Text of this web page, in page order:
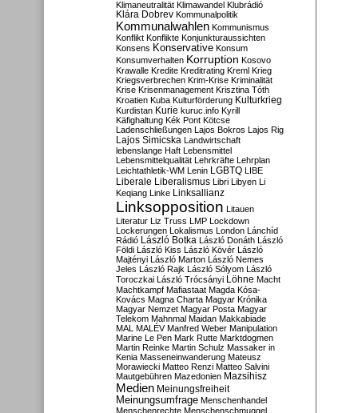
Klimaneutralität Klimawandel Klubrádió
Klára Dobrev Kommunalpolitik
Kommunalwahlen Kommunismus
Konflikt Konflikte Konjunkturaussichten
Konsens Konservative Konsum
Konsumverhalten Korruption Kosovo
Krawalle Kredite Kreditrating Kreml Krieg
Kriegsverbrechen Krim-Krise Kriminalität
Krise Krisenmanagement Krisztina Tóth
Kroatien Kuba Kulturförderung Kulturkrieg
Kurdistan Kurie kuruc.info Kyrill
Käfighaltung Kék Pont Kötcse
Ladenschließungen Lajos Bokros Lajos Rig
Lajos Simicska Landwirtschaft
lebenslange Haft Lebensmittel
Lebensmittelqualität Lehrkräfte Lehrplan
Leichtathletik-WM Lenin LGBTQ LIBE
Liberale Liberalismus Libri Libyen Li
Keqiang Linke Linksallianz
Linksopposition Litauen
Literatur Liz Truss LMP Lockdown
Lockerungen Lokalismus London Lánchíd
Rádió
László Botka László Donáth László
Földi László Kiss László Kövér László
Majtényi László Marton László Nemes
Jeles László Rajk László Sólyom László
Toroczkai László Trócsányi Löhne Macht
Machtkampf Mafiastaat Magda Kósa-
Kovács Magna Charta Magyar Krónika
Magyar Nemzet Magyar Posta Magyar
Telekom Mahnmal Maidan Makkabiade
MAL MALÉV Manfred Weber Manipulation
Marine Le Pen Mark Rutte Marktdogmen
Martin Reinke Martin Schulz Massaker in
Kenia Masseneinwanderung Mateusz
Morawiecki Matteo Renzi Matteo Salvini
Mautgebühren Mazedonien Mazsihisz
Medien Meinungsfreiheit
Meinungsumfrage Menschenhandel
Menschenrechte Menschenschmuggel